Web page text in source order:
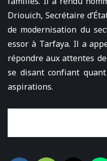
Driouich, Secrétaire
de modernisation du
essor à Tarfaya. Il a
répondre aux attentes
se disant confiant
aspirations.